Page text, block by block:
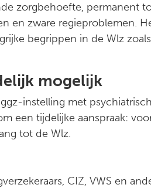
zorgbehoefte, permanent
en zware regieproblemen.
begrippen in de Wlz
mogelijk
instelling met
een tijdelijke aanspraak:
tot de Wlz.
CIZ, VWS en